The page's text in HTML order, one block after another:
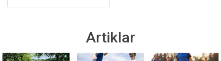
Artiklar